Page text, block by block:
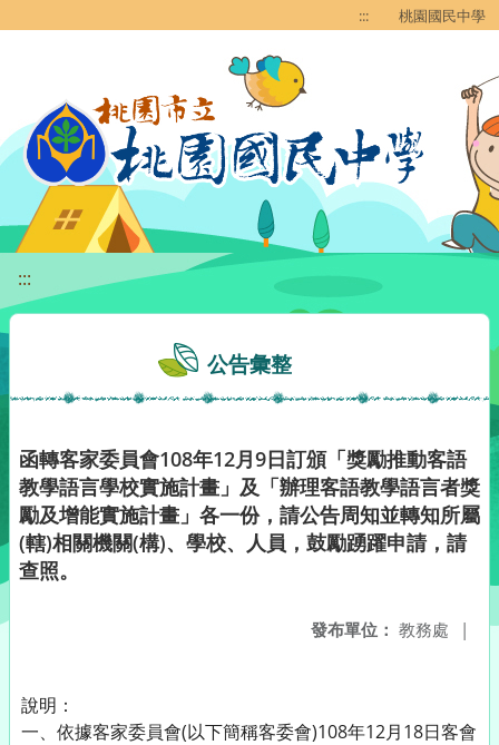
::: 桃園國民中學
:::
公告彙整
函轉客家委員會108年12月9日訂頒「獎勵推動客語
教學語言學校實施計畫」及「辦理客語教學語言者獎
勵及增能實施計畫」各一份，請公告周知並轉知所屬
(轄)相關機關(構)、學校、人員，鼓勵踴躍申請，請
查照。
發布單位： 教務處 |
說明：
一、依據客家委員會(以下簡稱客委會)108年12月18日客會